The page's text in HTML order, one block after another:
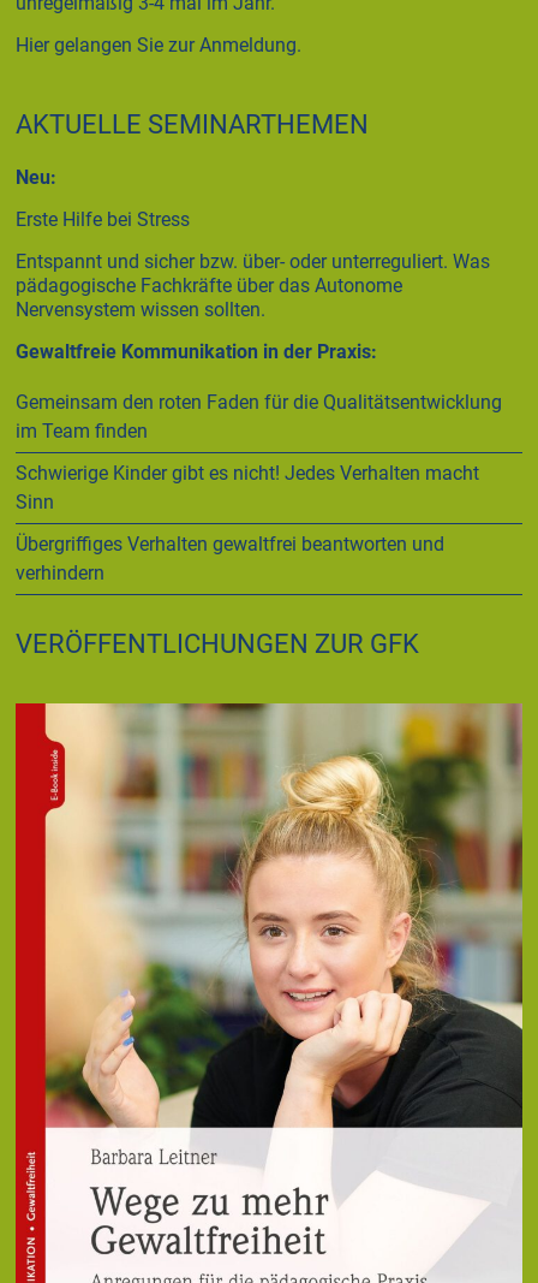
Hier gelangen Sie zur Anmeldung.
AKTUELLE SEMINARTHEMEN
Neu:
Erste Hilfe bei Stress
Entspannt und sicher bzw. über- oder unterreguliert. Was
pädagogische Fachkräfte über das Autonome
Nervensystem wissen sollten.
Gewaltfreie Kommunikation in der Praxis:
Gemeinsam den roten Faden für die Qualitätsentwicklung
im Team finden
Schwierige Kinder gibt es nicht! Jedes Verhalten macht
Sinn
Übergriffiges Verhalten gewaltfrei beantworten und
verhindern
VERÖFFENTLICHUNGEN ZUR GFK